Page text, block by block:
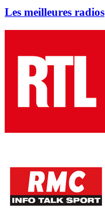
Les meilleures radios